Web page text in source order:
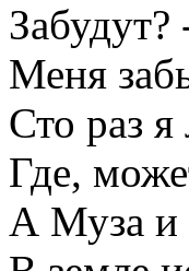
Меня
Сто раз
Где,
А Муза и